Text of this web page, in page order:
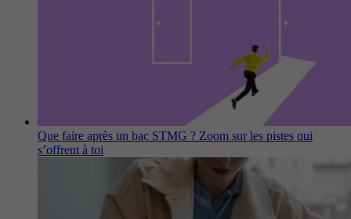
Que faire après un bac STMG ? Zoom sur les pistes qui
s’offrent à toi